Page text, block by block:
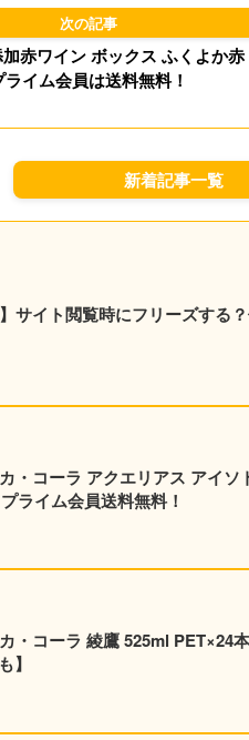
赤ワイン ボックス ふくよか赤
ライム会員は送料無料！
新着記事一覧
サイト閲覧時にフリーズする
・コーラ アクエリアス アイ
ライム会員送料無料！
・コーラ 綾鷹 525ml PET×24
】